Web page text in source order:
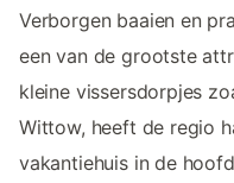
Verborgen baaien en
een van de grootste
kleine vissersdorpjes
Wittow, heeft de regio
vakantiehuis in de